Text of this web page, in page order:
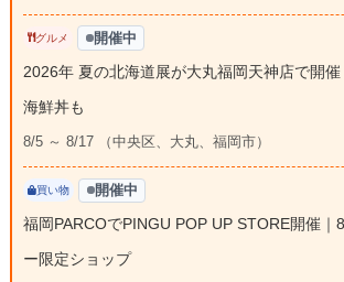
グルメ 開催中
2026年 夏の北海道展が大丸福岡天神店で開
海鮮丼も
8/5 ～ 8/17 （中央区、大丸、福岡市）
買い物 開催中
福岡PARCOでPINGU POP UP STORE開催｜
ー限定ショップ